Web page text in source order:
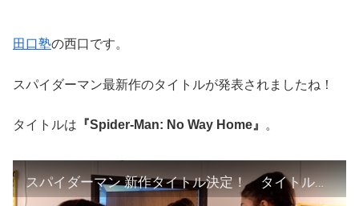
田口塾の西口です。
スパイダーマン最新作のタイトルが発表されましたね！
タイトルは 『Spider-Man: No Way Home』 。
スパイダーマン 新作タイトル決定！ タイトルは『Spider-Man: No Way Home』